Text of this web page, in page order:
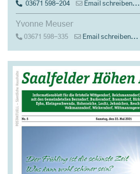
03671 598-204 Email schreiben...
Yvonne Meuser
03671 598-335 Email schreiben...